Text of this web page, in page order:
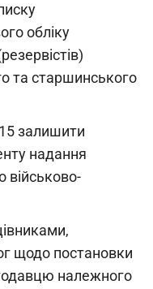
обліку
та старшинського
залишити
надання
щодо постановки
належного